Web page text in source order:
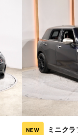
NEW ミニク